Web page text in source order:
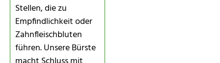
Stellen, die zu
Empfindlichkeit oder
Zahnfleischbluten
führen. Unsere Bürste